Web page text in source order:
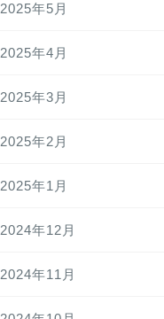
2025年5月
2025年4月
2025年3月
2025年2月
2025年1月
2024年12月
2024年11月